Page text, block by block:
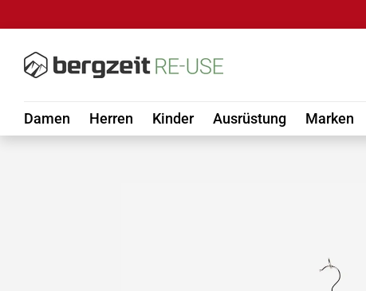
Damen Herren Kinder Ausrüstung Marken